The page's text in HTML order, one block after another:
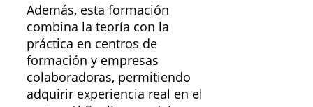
Además, esta formación
combina la teoría con la
práctica en centros de
formación y empresas
colaboradoras, permitiendo
adquirir experiencia real en el